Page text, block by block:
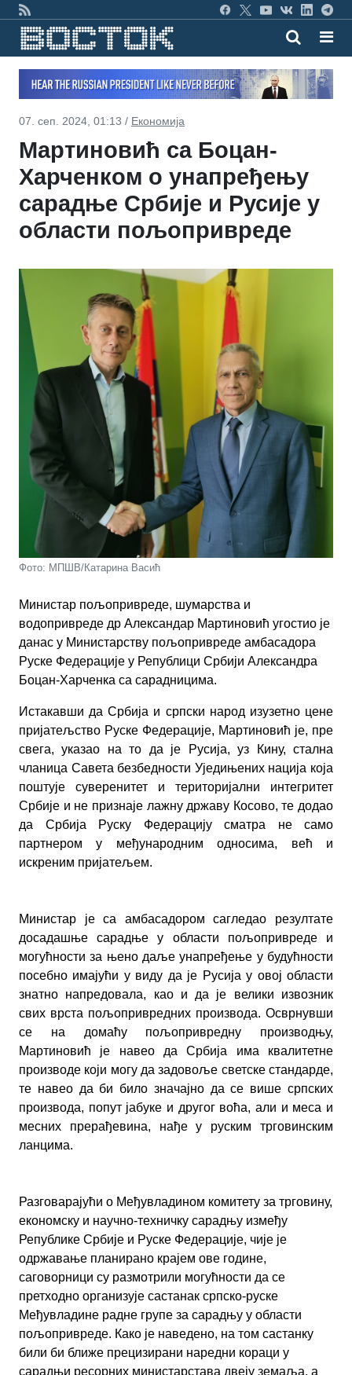
07. сеп. 2024, 01:13 / Економија
Мартиновић са Боцан-
Харченком о унапређењу
сарадње Србије и Русије у
области пољопривреде
Фото: МПШВ/Катарина Васић
Министар пољопривреде, шумарства и
водопривреде др Александар Мартиновић угостио је
данас у Министарству пољопривреде амбасадора
Руске Федерације у Републици Србији Александра
Боцан-Харченка са сарадницима.
Истакавши да Србија и српски народ изузетно цене
пријатељство Руске Федерације, Мартиновић је, пре
свега, указао на то да је Русија, уз Кину, стална
чланица Савета безбедности Уједињених нација која
поштује суверенитет и територијални интегритет
Србије и не признаје лажну државу Косово, те додао
да Србија Руску Федерацију сматра не само
партнером у међународним односима, већ и
искреним пријатељем.
Министар је са амбасадором сагледао резултате
досадашње сарадње у области пољопривреде и
могућности за њено даље унапређење у будућности
посебно имајући у виду да је Русија у овој области
знатно напредовала, као и да је велики извозник
свих врста пољопривредних производа. Осврнувши
се на домаћу пољопривредну производњу,
Мартиновић је навео да Србија има квалитетне
производе који могу да задовоље светске стандарде,
те навео да би било значајно да се више српских
производа, попут јабуке и другог воћа, али и меса и
месних прерађевина, нађе у руским трговинским
ланцима.
Разговарајући о Међувладином комитету за трговину,
економску и научно-техничку сарадњу између
Републике Србије и Руске Федерације, чије је
одржавање планирано крајем ове године,
саговорници су размотрили могућности да се
претходно организује састанак српско-руске
Међувладине радне групе за сарадњу у области
пољопривреде. Како је наведено, на том састанку
били би ближе прецизирани наредни кораци у
сарадњи ресорних министарстава двеју земаља, а